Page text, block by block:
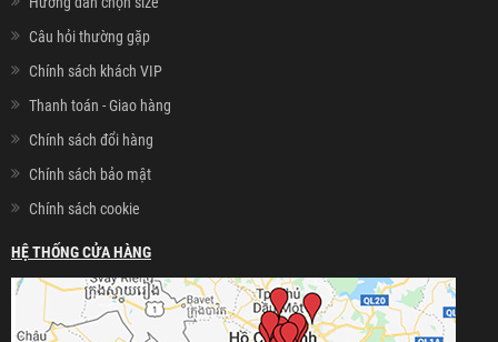
Câu hỏi thường gặp
Chính sách khách VIP
Thanh toán - Giao hàng
Chính sách đổi hàng
Chính sách bảo mật
Chính sách cookie
HỆ THỐNG CỬA HÀNG